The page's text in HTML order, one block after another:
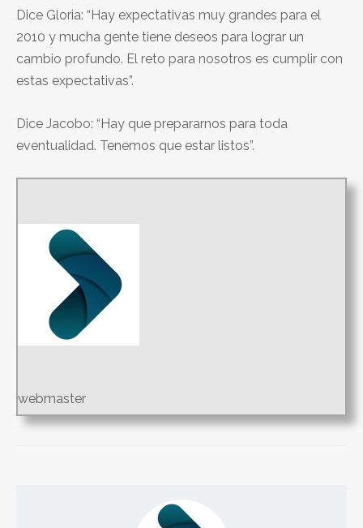
Dice Gloria: “Hay expectativas muy grandes para el
2010 y mucha gente tiene deseos para lograr un
cambio profundo. El reto para nosotros es cumplir con
estas expectativas”.
Dice Jacobo: “Hay que prepararnos para toda
eventualidad. Tenemos que estar listos”.
webmaster